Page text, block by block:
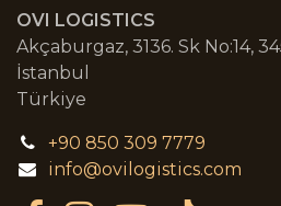
OVI LOGISTICS
Akçaburgaz, 3136. Sk No:14,
İstanbul
Türkiye
+90 850 309 7779
info@ovilogistics.com